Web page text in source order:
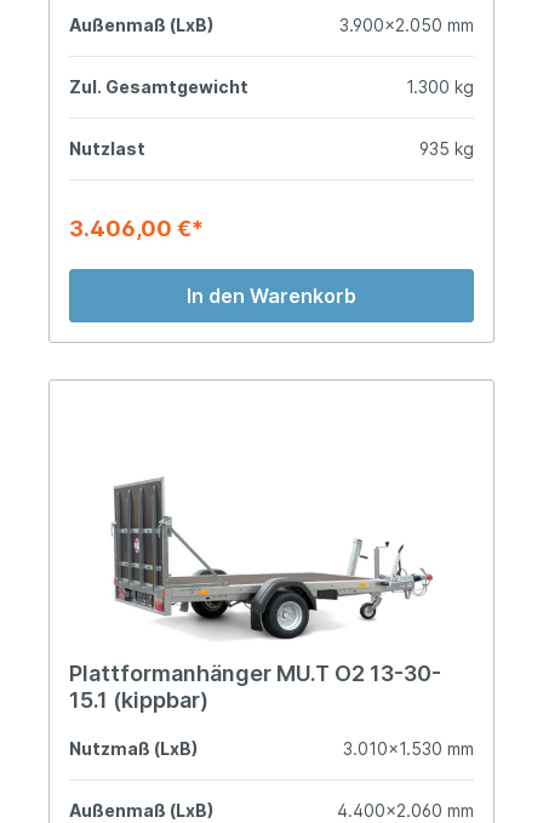
Außenmaß (LxB) 3.900x2.050 mm
Zul. Gesamtgewicht 1.300 kg
Nutzlast 935 kg
3.406,00 €*
In den Warenkorb
Plattformanhänger MU.T O2 13-30-
15.1 (kippbar)
Nutzmaß (LxB) 3.010x1.530 mm
Außenmaß (LxB) 4.400x2.060 mm